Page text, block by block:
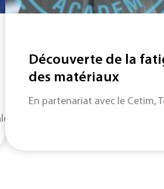
de l'hydrogène. Très abondant
Découverte de la
des matériaux
En partenariat avec le Cetim,